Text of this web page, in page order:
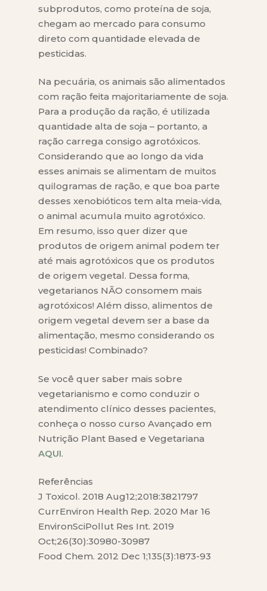
subprodutos, como proteína de soja,
chegam ao mercado para consumo
direto com quantidade elevada de
pesticidas.
Na pecuária, os animais são alimentados
com ração feita majoritariamente de soja.
Para a produção da ração, é utilizada
quantidade alta de soja – portanto, a
ração carrega consigo agrotóxicos.
Considerando que ao longo da vida
esses animais se alimentam de muitos
quilogramas de ração, e que boa parte
desses xenobióticos tem alta meia-vida,
o animal acumula muito agrotóxico.
Em resumo, isso quer dizer que
produtos de origem animal podem ter
até mais agrotóxicos que os produtos
de origem vegetal. Dessa forma,
vegetarianos NÃO consomem mais
agrotóxicos! Além disso, alimentos de
origem vegetal devem ser a base da
alimentação, mesmo considerando os
pesticidas! Combinado?
Se você quer saber mais sobre
vegetarianismo e como conduzir o
atendimento clínico desses pacientes,
conheça o nosso curso Avançado em
Nutrição Plant Based e Vegetariana
AQUI.
Referências
J Toxicol. 2018 Aug12;2018:3821797
CurrEnviron Health Rep. 2020 Mar 16
EnvironSciPollut Res Int. 2019
Oct;26(30):30980-30987
Food Chem. 2012 Dec 1;135(3):1873-93